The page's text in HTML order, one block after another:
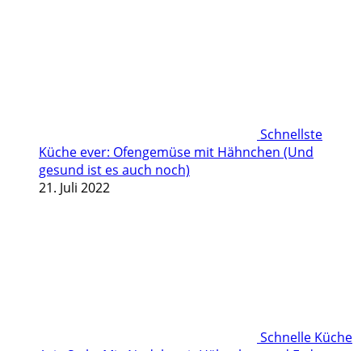
Schnellste
Küche ever: Ofengemüse mit Hähnchen (Und
gesund ist es auch noch)
21. Juli 2022
Schnelle Küche